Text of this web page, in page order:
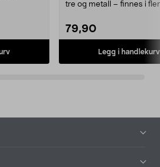
tre og metall – finnes i
79,90
Legg i handlekurv